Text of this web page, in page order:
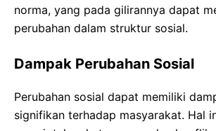
norma, yang pada gilirannya dapat
perubahan dalam struktur sosial.
Dampak Perubahan Sosial
Perubahan sosial dapat memiliki
signifikan terhadap masyarakat. Hal